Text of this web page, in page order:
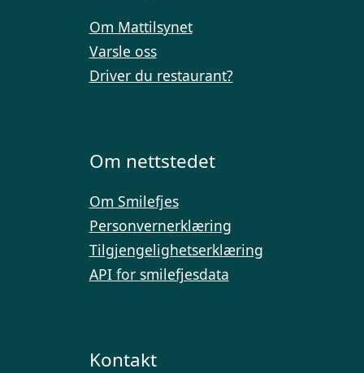
Om Mattilsynet
Varsle oss
Driver du restaurant?
Om nettstedet
Om Smilefjes
Personvernerklæring
Tilgjengelighetserklæring
API for smilefjesdata
Kontakt